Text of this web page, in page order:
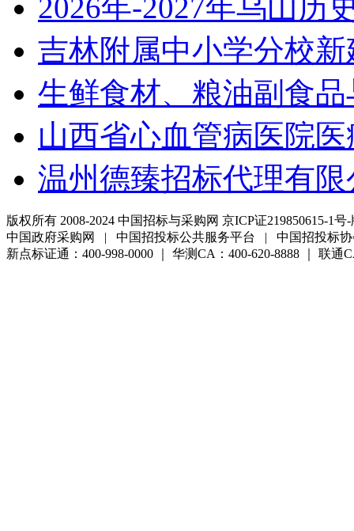
2026年-2027年乌山历
吉林附属中小学分校
生鲜食材、粮油副食
山西省心血管病医院
温州德臻招标代理有
版权所有 2008-2024 中国招标与采购网 京ICP证219850615-1号
中国政府采购网 | 中国招投标公共服务平台 | 中国招投标
新点标证通：400-998-0000 ｜ 华测CA：400-620-8888 ｜ 联通